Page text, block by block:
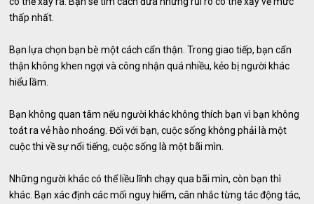
thấp nhất.
Bạn lựa chọn bạn bè một cách cẩn thận. Trong giao tiếp, bạn cẩn
thận không khen ngợi và công nhận quá nhiều, kẻo bị người khác
hiểu lầm.
Bạn không quan tâm nếu người khác không thích bạn vì bạn không
toát ra vẻ hào nhoáng. Đối với bạn, cuộc sống không phải là một
cuộc thi về sự nổi tiếng, cuộc sống là một bãi mìn.
Những người khác có thể liều lĩnh chạy qua bãi mìn, còn bạn thì
khác. Bạn xác định các mối nguy hiểm, cân nhắc từng tác động tác,